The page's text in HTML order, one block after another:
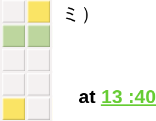
ミ）
at 13 :40